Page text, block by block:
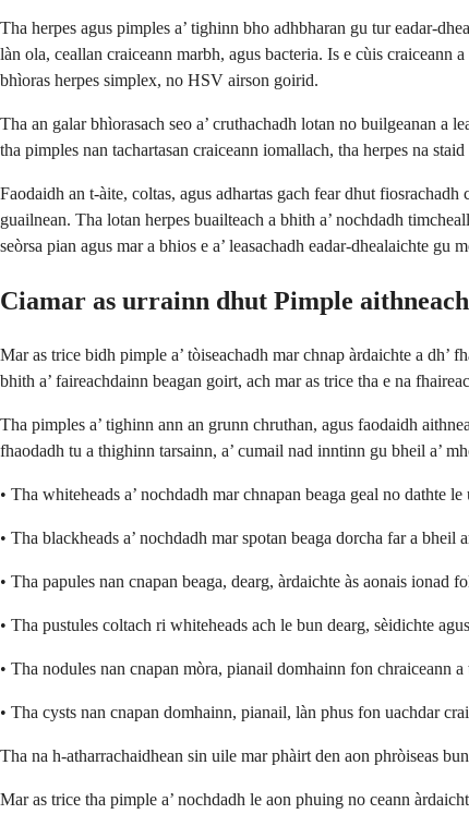
Tha herpes agus pimples a’ tighinn bho adhbharan gu tur eadar-
làn ola, ceallan craiceann marbh, agus bacteria. Is e cùis craiceann
bhìoras herpes simplex, no HSV airson goirid.
Tha an galar bhìorasach seo a’ cruthachadh lotan no builgeanan a
tha pimples nan tachartasan craiceann iomallach, tha herpes na
Faodaidh an t-àite, coltas, agus adhartas gach fear dhut
guailnean. Tha lotan herpes buailteach a bhith a’ nochdadh
seòrsa pian agus mar a bhios e a’ leasachadh eadar-dhealaichte gu
Ciamar as urrainn dhut Pimple
Mar as trice bidh pimple a’ tòiseachadh mar chnap àrdaichte a dh’
bhith a’ faireachdainn beagan goirt, ach mar as trice tha e na
Tha pimples a’ tighinn ann an grunn chruthan, agus faodaidh
fhaodadh tu a thighinn tarsainn, a’ cumail nad inntinn gu bheil a’
• Tha whiteheads a’ nochdadh mar chnapan beaga geal no dathte
• Tha blackheads a’ nochdadh mar spotan beaga dorcha far a bheil
• Tha papules nan cnapan beaga, dearg, àrdaichte às aonais ionad
• Tha pustules coltach ri whiteheads ach le bun dearg, sèidichte
• Tha nodules nan cnapan mòra, pianail domhainn fon chraiceann
• Tha cysts nan cnapan domhainn, pianail, làn phus fon uachdar
Tha na h-atharrachaidhean sin uile mar phàirt den aon phròiseas
Mar as trice tha pimple a’ nochdadh le aon phuing no ceann